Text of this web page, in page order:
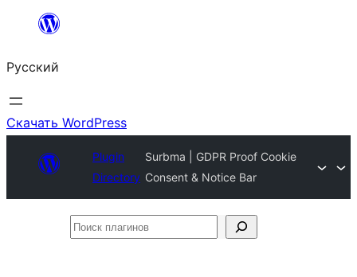
Перейти
содержимому
Русский
Скачать WordPress
Plugin
Directory
Surbma | GDPR Proof Cookie
Consent & Notice Bar
Поиск